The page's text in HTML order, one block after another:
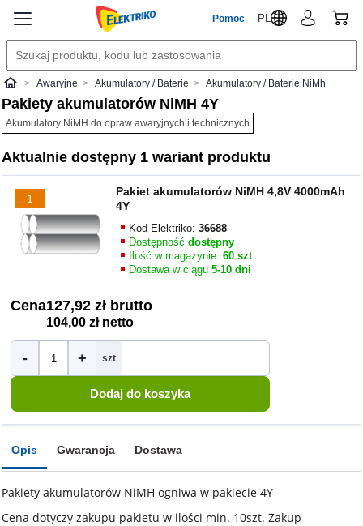
Pomoc PL
ElektrikoAwaryjne Akumulatory / Baterie Akumulatory / Baterie NiMh
Pakiety akumulatorów NiMH 4Y
Akumulatory NiMH do opraw awaryjnych i technicznych
Aktualnie dostępny 1 wariant produktu
1
Pakiet akumulatorów NiMH 4,8V 4000mAh
4Y
Kod Elektriko:36688
Dostępnośćdostępny
Ilość w magazynie:60 szt
Dostawa w ciągu5-10 dni
Cena127,92 zł brutto
104,00 zł netto
- + szt
Opis Gwarancja Dostawa
Pakiety akumulatorów NiMH ogniwa w pakiecie 4Y
Cena dotyczy zakupu pakietu w ilości min. 10szt. Zakup